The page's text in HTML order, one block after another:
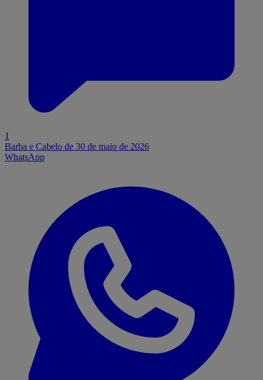
1
Barba e Cabelo de 30 de maio de 2026
WhatsApp